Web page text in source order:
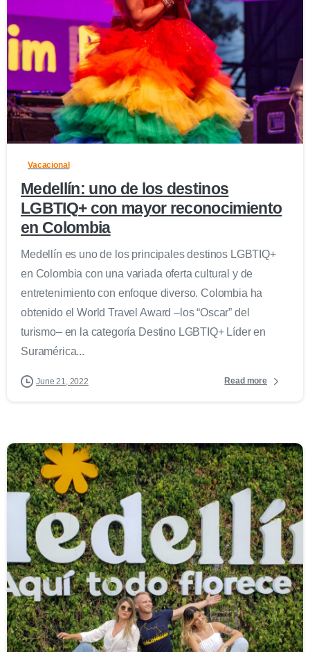
0
Vacacional
Medellín: uno de los destinos
LGBTIQ+ con mayor reconocimiento
en Colombia
Medellín es uno de los principales destinos LGBTIQ+
en Colombia con una variada oferta cultural y de
entretenimiento con enfoque diverso. Colombia ha
obtenido el World Travel Award –los “Oscar” del
turismo– en la categoría Destino LGBTIQ+ Líder en
Suramérica...
June 21, 2022 Read more